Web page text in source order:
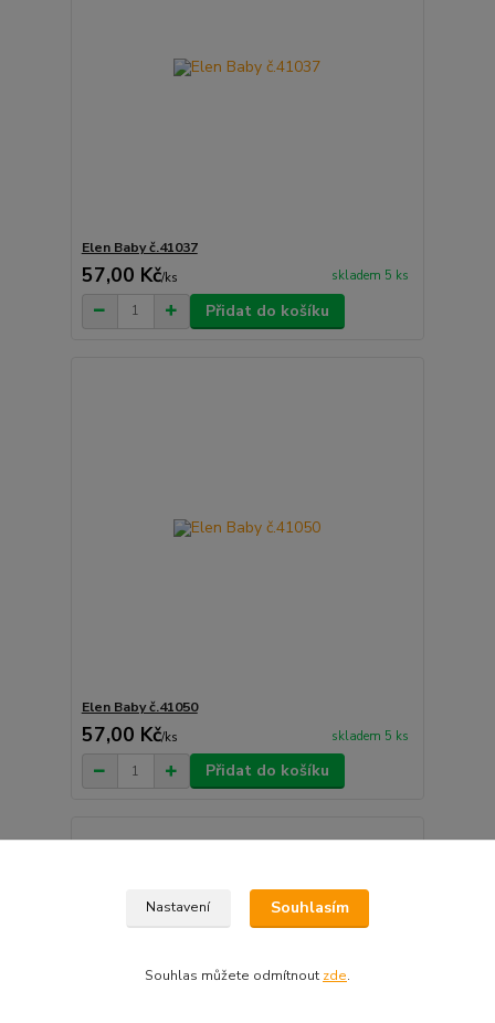
Elen Baby č.41037
57,00 Kč/ks skladem 5 ks
Přidat do košíku
Elen Baby č.41050
57,00 Kč/ks skladem 5 ks
Přidat do košíku
Nastavení Souhlasím
Souhlas můžete odmítnout zde.